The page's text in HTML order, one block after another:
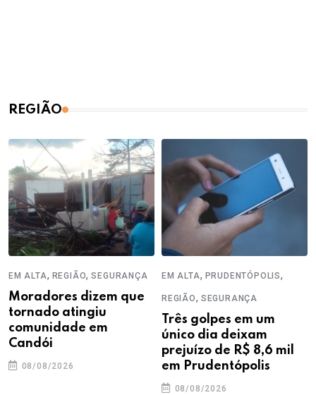
REGIÃO
EM ALTA, REGIÃO,SEGURANÇA
Moradores dizem que
tornado atingiu
comunidade em
Candói
08/08/2026
EM ALTA, PRUDENTÓPOLIS,
REGIÃO, SEGURANÇA
Três golpes em um
único dia deixam
prejuízo de R$ 8,6 mil
em Prudentópolis
08/08/2026